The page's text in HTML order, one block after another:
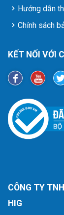
Hướng dẫn
Chính sách
KẾT NỐI VỚI
CÔNG TY
HIG